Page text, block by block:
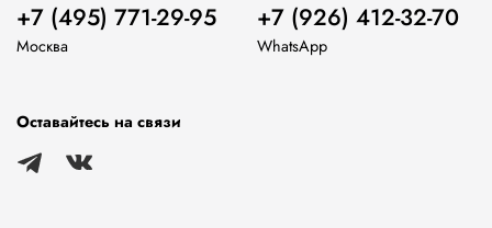
+7 (495) 771-29-95
Москва
+7 (926) 412-32-70
WhatsApp
Оставайтесь на связи